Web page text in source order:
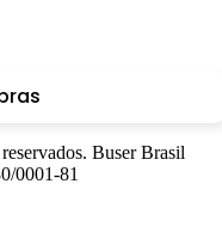
Buser Brasil
0001-81